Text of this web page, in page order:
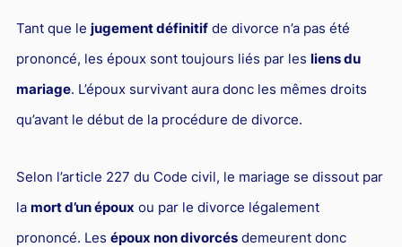
Droit commercial
Énergie
Droit de la concurrence
Responsabilité civile
Tant que le jugement définitifde divorce n’a pas été
prononcé, les époux sont toujours liés par les liens du
mariage. L’époux survivant aura donc les mêmes droits
qu’avant le début de la procédure de divorce.
Selon l’article 227 du Code civil, le mariage se dissout par
la mort d’un époux ou par le divorce légalement
prononcé. Les époux non divorcésdemeurent donc